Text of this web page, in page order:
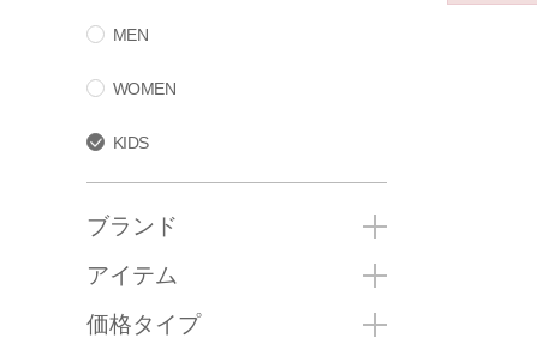
MEN
WOMEN
KIDS
ブランド
アイテム
価格タイプ